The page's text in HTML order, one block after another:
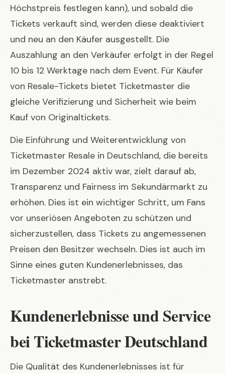
Höchstpreis festlegen kann), und sobald die
Tickets verkauft sind, werden diese deaktiviert
und neu an den Käufer ausgestellt. Die
Auszahlung an den Verkäufer erfolgt in der Regel
10 bis 12 Werktage nach dem Event. Für Käufer
von Resale-Tickets bietet Ticketmaster die
gleiche Verifizierung und Sicherheit wie beim
Kauf von Originaltickets.
Die Einführung und Weiterentwicklung von
Ticketmaster Resale in Deutschland, die bereits
im Dezember 2024 aktiv war, zielt darauf ab,
Transparenz und Fairness im Sekundärmarkt zu
erhöhen. Dies ist ein wichtiger Schritt, um Fans
vor unseriösen Angeboten zu schützen und
sicherzustellen, dass Tickets zu angemessenen
Preisen den Besitzer wechseln. Dies ist auch im
Sinne eines guten Kundenerlebnisses, das
Ticketmaster anstrebt.
Kundenerlebnisse und Service
bei Ticketmaster Deutschland
Die Qualität des Kundenerlebnisses ist für